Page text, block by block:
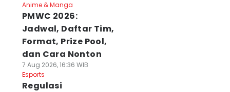
Anime & Manga
PMWC 2026:
Jadwal, Daftar Tim,
Format, Prize Pool,
dan Cara Nonton
7 Aug 2026, 16:36 WIB
Esports
Regulasi